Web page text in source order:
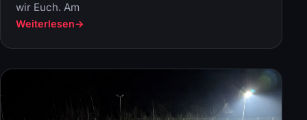
wir Euch. Am
Weiterlesen